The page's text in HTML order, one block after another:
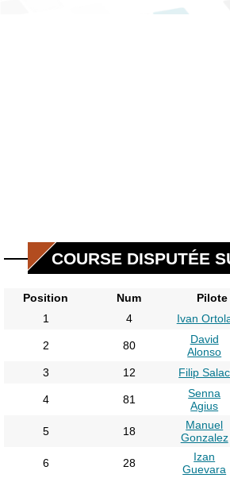
COURSE DISPUTÉE
Position Num Pilote
1
4 Ivan
2 80
David
Alonso
3 12 Filip Salac
4 81
Senna
Agius
5 18
Manuel
Gonzalez
6 28
Izan
Guevara